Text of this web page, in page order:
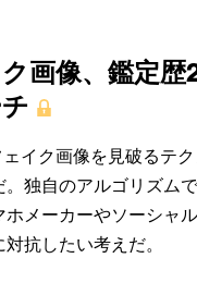
画像、鑑定
イク画像を見破るテ
。独自のアルゴリズム
メーカーやソーシャ
抗したい考えだ。